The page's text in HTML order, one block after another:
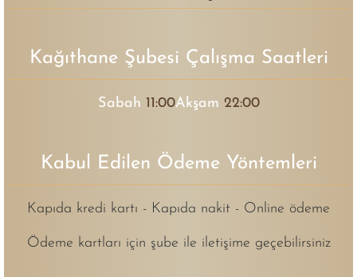
Kağıthane Şubesi Çalışma Saatleri
Sabah 11:00Akşam 22:00
Kabul Edilen Ödeme Yöntemleri
Kapıda kredi kartı - Kapıda nakit - Online ödeme
Ödeme kartları için şube ile iletişime geçebilirsiniz